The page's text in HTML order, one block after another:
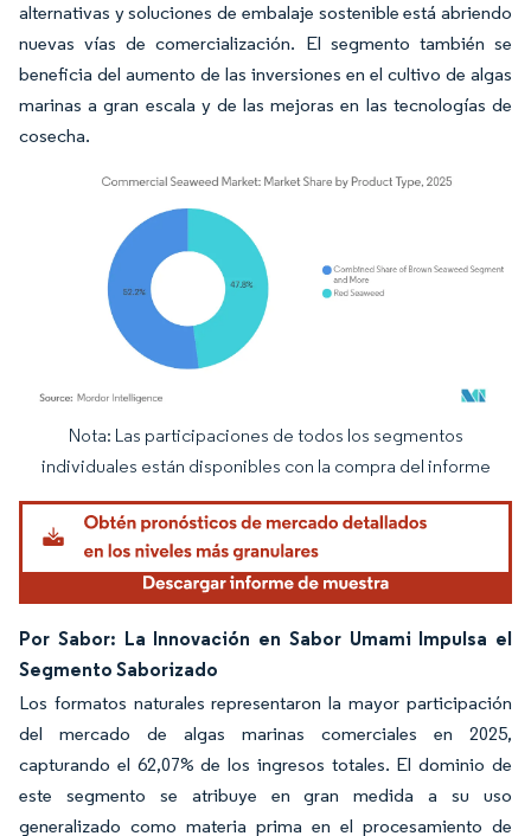
alternativas y soluciones de embalaje sostenible está abriendo
nuevas vías de comercialización. El segmento también se
beneficia del aumento de las inversiones en el cultivo de algas
marinas a gran escala y de las mejoras en las tecnologías de
cosecha.
Imagen © Mordor Intelligence. El uso requiere atribución según CC BY 4.0.
Nota: Las participaciones de todos los segmentos
individuales están disponibles con la compra del informe
Por Sabor: La Innovación en Sabor Umami Impulsa el
Segmento Saborizado
Los formatos naturales representaron la mayor participación
del mercado de algas marinas comerciales en 2025,
capturando el 62,07% de los ingresos totales. El dominio de
este segmento se atribuye en gran medida a su uso
generalizado como materia prima en el procesamiento de